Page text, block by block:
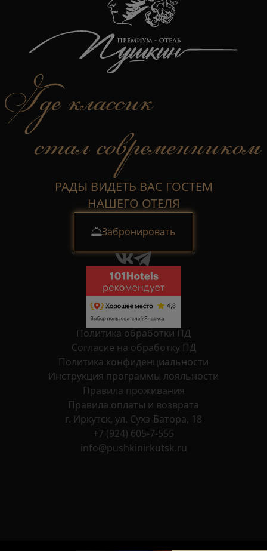
РАДЫ ВИДЕТЬ ВАС ГОСТЕМ
НАШЕГО ОТЕЛЯ
Забронировать
Политика обработки ПД
Согласие на обработку ПД
Политика конфиденциальности
Инструкция программы лояльности
Правила проживания
Правила оплаты и возврата
г. Иркутск, ул. Сухэ-Батора, 18
+7 (924) 605-7-555
info@pushkinirkutsk.ru